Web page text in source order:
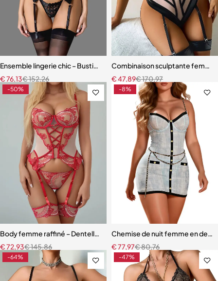
Ensemble lingerie chic – Bustier sculptant avec porte-jarretelles et
€152,26
€76,13
Combinaison sculptante femme
€170,97
€47,89
-50%
Body femme raffiné – Dentelle, découpes modernes et détails
€145,86
€72,93
-8%
Chemise de nuit femme en
€80,76
€77,97
-64% -47%